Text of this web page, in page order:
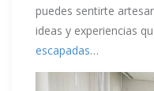
puedes sentirte
ideas y experiencias
escapadas…